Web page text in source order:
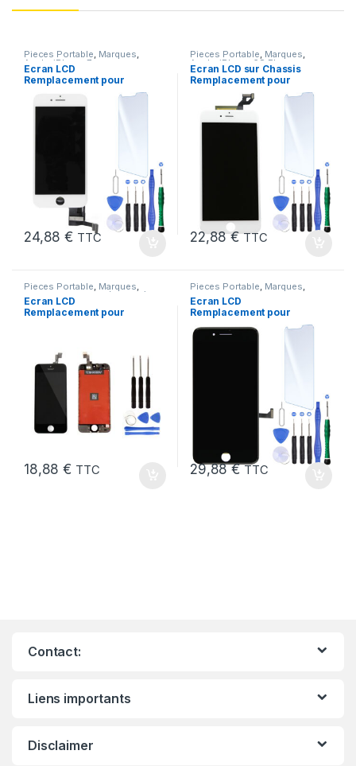
Pieces Portable, Marques,
Apple iPhone 7
Ecran LCD
Remplacement pour
Trempe +Kit
24,88€ TTC
Pieces Portable, Marques,
Apple iPhone 6S Plus
Ecran LCD sur Chassis
Remplacement pour
iPhone 6S Plus Blanc
22,88€ TTC
Pieces Portable, Marques,
Apple iPhone 5 SE (1er Gen)
Ecran LCD
Remplacement pour
18,88€ TTC
Pieces Portable, Marques,
Apple iPhone 7 Plus
Ecran LCD
Remplacement pour
+Verre Trempe +Kit
29,88€ TTC
Contact:
Liens importants
Disclaimer